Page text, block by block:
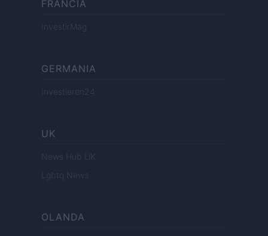
FRANCIA
InvestirMag
GERMANIA
Investieren24
UK
News Hub UK
Lgbtq News
OLANDA